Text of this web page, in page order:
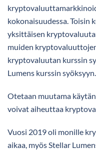
kokonaisuudessa. Toisin
yksittäisen
muiden
kryptovaluutan kurssin
Lumens kurssin syöksyyn.
Otetaan muutama
voivat aiheuttaa
Vuosi 2019 oli monille
aikaa, myös Stellar